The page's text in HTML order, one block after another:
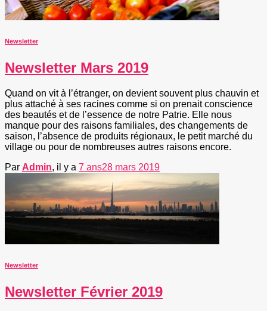
Newsletter
Newsletter Mars 2019
Quand on vit à l’étranger, on devient souvent plus chauvin et
plus attaché à ses racines comme si on prenait conscience
des beautés et de l’essence de notre Patrie. Elle nous
manque pour des raisons familiales, des changements de
saison, l’absence de produits régionaux, le petit marché du
village ou pour de nombreuses autres raisons encore.
Par Admin, il y a 7 ans28 mars 2019
Newsletter
Newsletter Février 2019